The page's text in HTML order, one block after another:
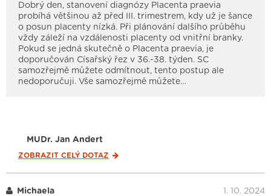
Dobrý den, stanovení diagnózy Placenta praevia
probíhá většinou až před III. trimestrem, kdy už je šance
o posun placenty nízká. Při plánování dalšího průběhu
vždy záleží na vzdálenosti placenty od vnitřní branky.
Pokud se jedná skutečně o Placenta praevia, je
doporučován Císařský řez v 36.-38. týden. SC
samozřejmě můžete odmítnout, tento postup ale
nedoporučuji. Vše samozřejmě můžete…
MUDr. Jan Andert
ZOBRAZIT CELÝ DOTAZ
Michaela 1. 10. 2024